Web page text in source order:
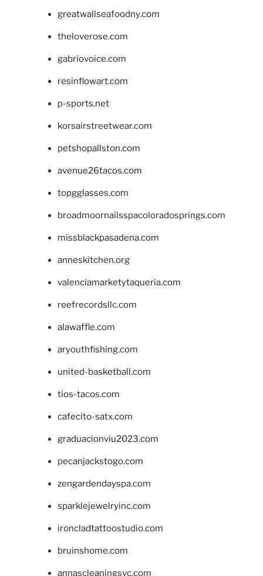
greatwallseafoodny.com
theloverose.com
gabriovoice.com
resinflowart.com
p-sports.net
korsairstreetwear.com
petshopallston.com
avenue26tacos.com
topgglasses.com
broadmoornailsspacoloradosprings.com
missblackpasadena.com
anneskitchen.org
valenciamarketytaqueria.com
reefrecordsllc.com
alawaffle.com
aryouthfishing.com
united-basketball.com
tios-tacos.com
cafecito-satx.com
graduacionviu2023.com
pecanjackstogo.com
zengardendayspa.com
sparklejewelryinc.com
ironcladtattoostudio.com
bruinshome.com
annascleaningsvc.com